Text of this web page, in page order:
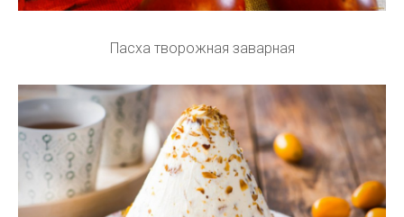
Пасха творожная заварная